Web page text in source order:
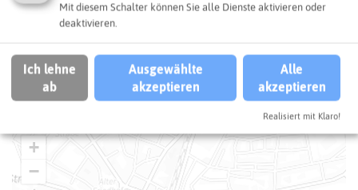
Radverkehr
ANFAHRT
So kommt ihr zum Ziel
+
−
Mit diesem Schalter können Sie alle Dienste aktivieren oder
deaktivieren.
Ich lehne
ab
Ausgewählte
akzeptieren
Alle
akzeptieren
Realisiert mit Klaro!